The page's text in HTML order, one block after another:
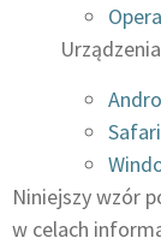
Opera
Niniejszy wzór
w celach